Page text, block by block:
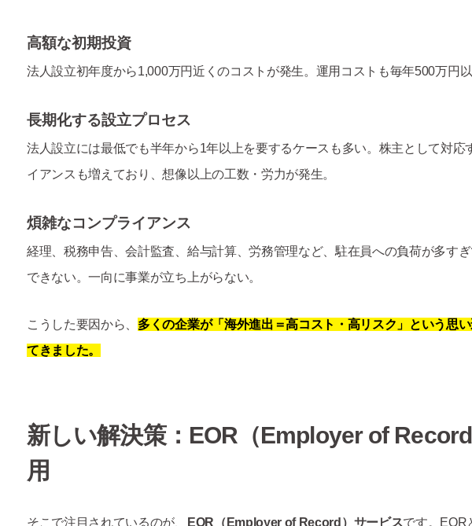
高額な初期投資
法人設立初年度から1,000万円近くのコストが発生。運用コストも毎年500万円以
長期化する設立プロセス
法人設立には最低でも半年から1年以上を要するケースも多い。株主として対応
イアンスも増えており、想像以上の工数・労力が発生。
煩雑なコンプライアンス
経理、税務申告、会計監査、給与計算、労務管理など、駐在員への負荷が多す
できない。一向に事業が立ち上がらない。
こうした要因から、 多くの企業が「海外進出＝高コスト・高リスク」という思
てきました。
新しい解決策： EOR （Employer of Record
用
そこで注目されているのが、 EOR （ Employer of Record ）サービスです。EOR